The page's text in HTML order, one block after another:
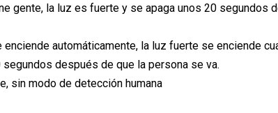
gente, la luz es fuerte y se apaga unos 20 segundos
enciende automáticamente, la luz fuerte se enciende
después de que la persona se va.
sin modo de detección humana